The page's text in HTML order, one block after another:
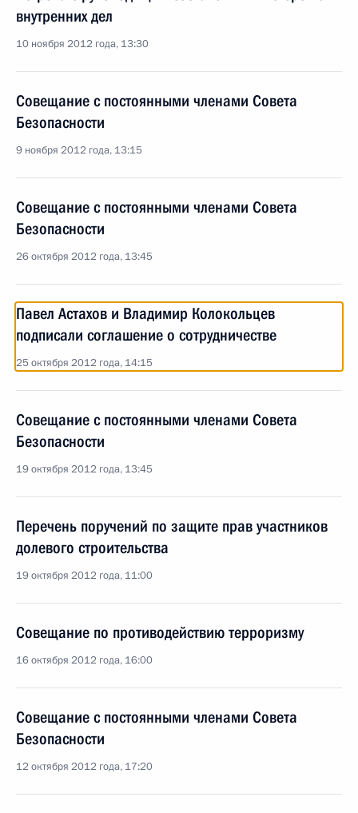
внутренних дел
10 ноября 2012 года, 13:30
Совещание с постоянными членами Совета
Безопасности
9 ноября 2012 года, 13:15
Совещание с постоянными членами Совета
Безопасности
26 октября 2012 года, 13:45
Павел Астахов и Владимир Колокольцев
подписали соглашение о сотрудничестве
25 октября 2012 года, 14:15
Совещание с постоянными членами Совета
Безопасности
19 октября 2012 года, 13:45
Перечень поручений по защите прав участников
долевого строительства
19 октября 2012 года, 11:00
Совещание по противодействию терроризму
16 октября 2012 года, 16:00
Совещание с постоянными членами Совета
Безопасности
12 октября 2012 года, 17:20